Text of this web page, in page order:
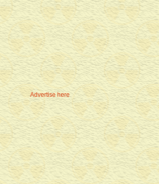
Advertise here